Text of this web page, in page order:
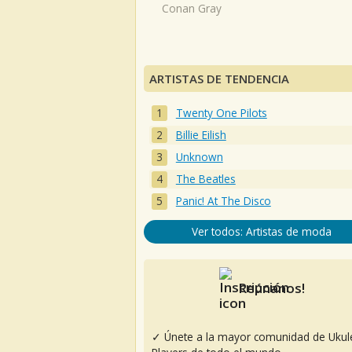
Conan Gray
ARTISTAS DE TENDENCIA
Twenty One Pilots
Billie Eilish
Unknown
The Beatles
Panic! At The Disco
Ver todos: Artistas de moda
Reúnanos!
✓ Únete a la mayor comunidad de